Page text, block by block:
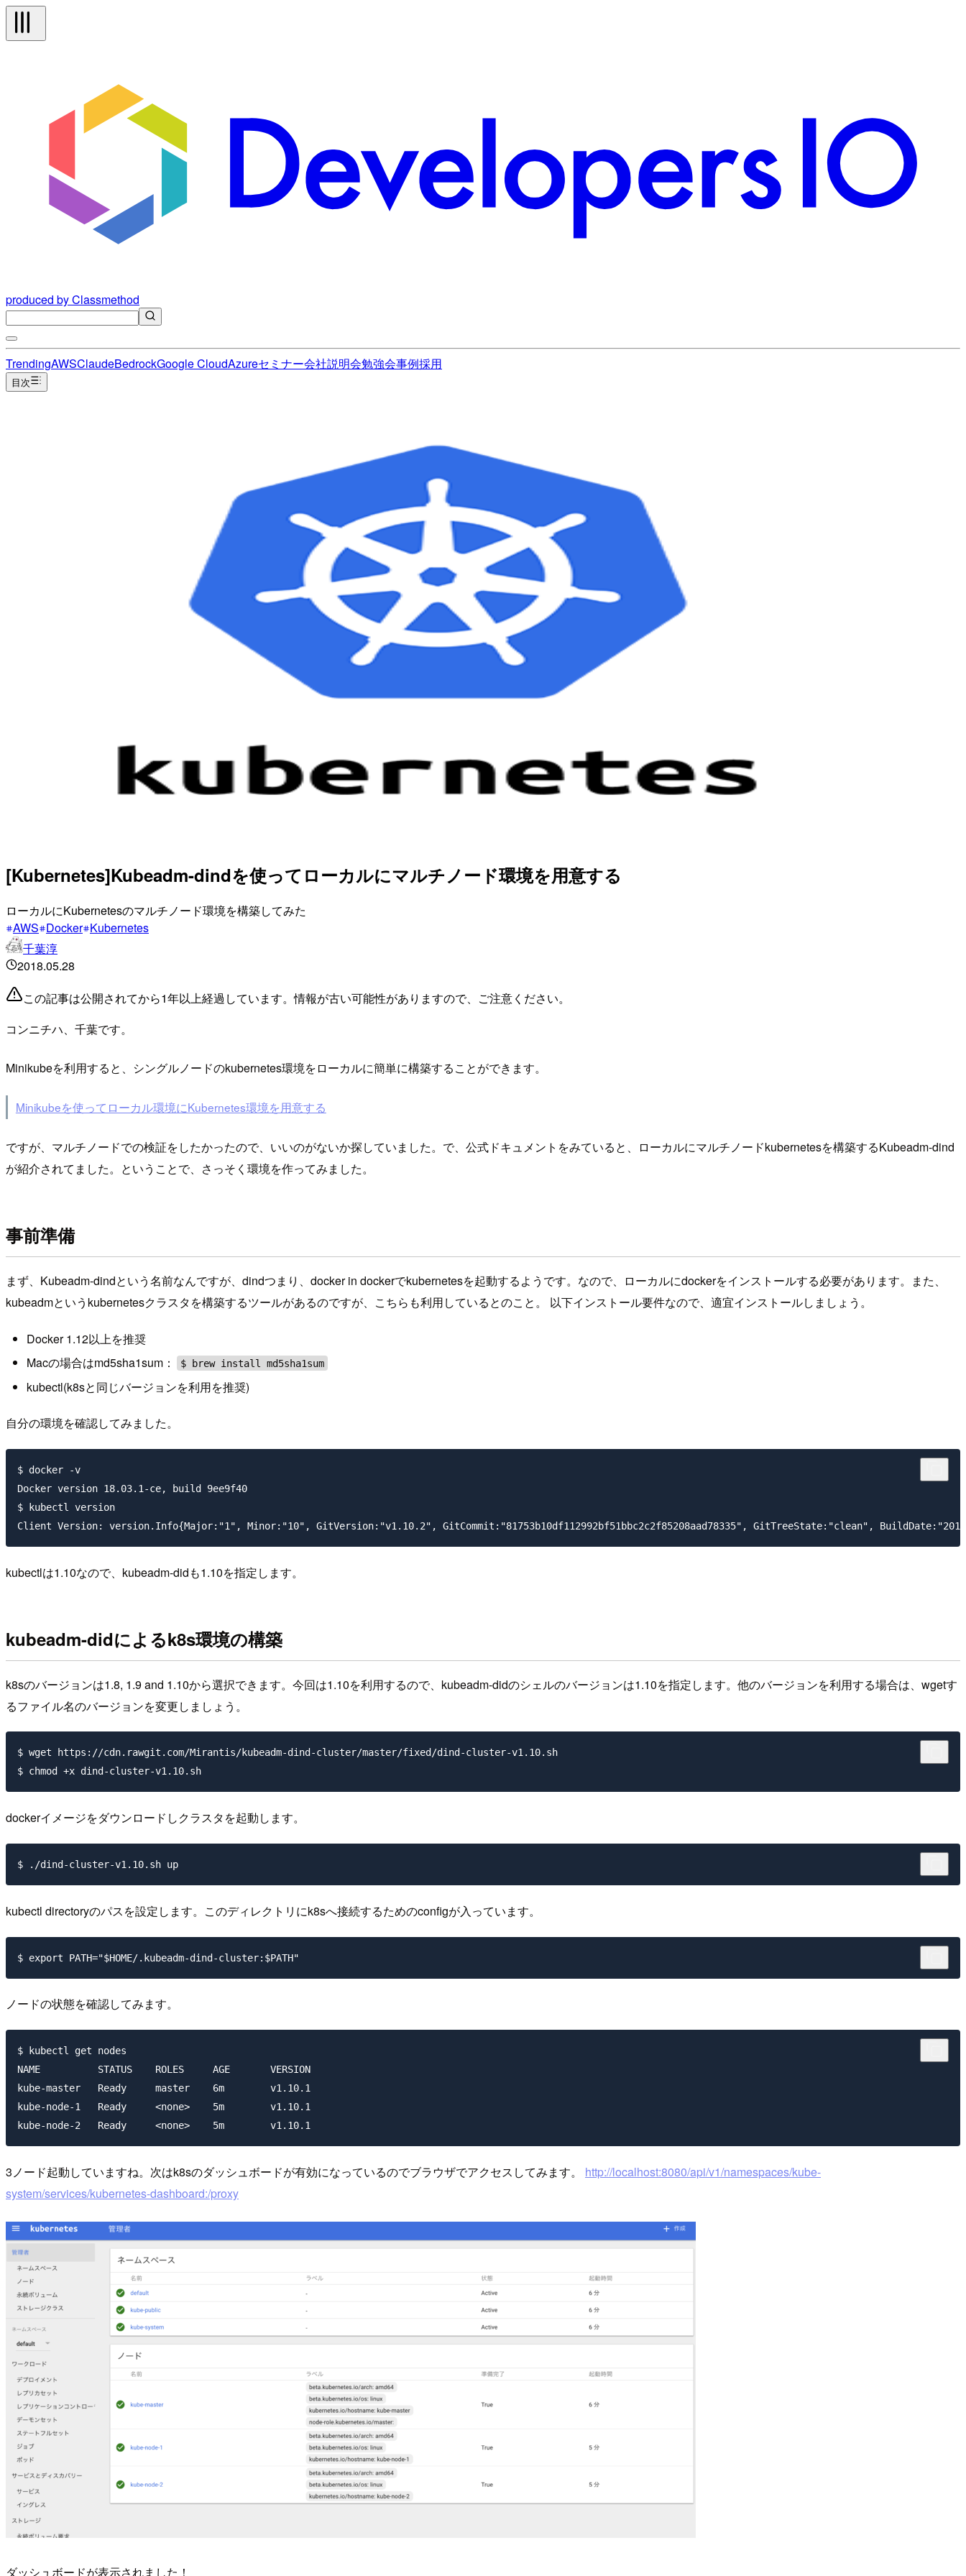
produced by Classmethod
TrendingAWSClaudeBedrockGoogle CloudAzureセミナー会社説明会勉強会事例採用
目次
[Kubernetes]Kubeadm-dindを使ってローカルにマルチノード環境を用意する
ローカルにKubernetesのマルチノード環境を構築してみた
AWS Docker Kubernetes
千葉淳
2018.05.28
この記事は公開されてから1年以上経過しています。情報が古い可能性がありますので、ご注意ください。
コンニチハ、千葉です。
Minikubeを利用すると、シングルノードのkubernetes環境をローカルに簡単に構築することができます。
Minikubeを使ってローカル環境にKubernetes環境を用意する
ですが、マルチノードでの検証をしたかったので、いいのがないか探していました。で、公式ドキュメントをみていると、ローカルにマルチノードkubernetesを構築するKubeadm-dind
が紹介されてました。ということで、さっそく環境を作ってみました。
事前準備
まず、Kubeadm-dindという名前なんですが、dindつまり、docker in dockerでkubernetesを起動するようです。なので、ローカルにdockerをインストールする必要があります。また、
kubeadmというkubernetesクラスタを構築するツールがあるのですが、こちらも利用しているとのこと。 以下インストール要件なので、適宜インストールしましょう。
Docker 1.12以上を推奨
Macの場合はmd5sha1sum：
$ brew install md5sha1sum
kubectl(k8sと同じバージョンを利用を推奨)
自分の環境を確認してみました。
$ docker -v
Docker version 18.03.1-ce, build 9ee9f40
$ kubectl version
kubectlは1.10なので、kubeadm-didも1.10を指定します。
kubeadm-didによるk8s環境の構築
k8sのバージョンは1.8, 1.9 and 1.10から選択できます。今回は1.10を利用するので、kubeadm-didのシェルのバージョンは1.10を指定します。他のバージョンを利用する場合は、wgetす
るファイル名のバージョンを変更しましょう。
$ wget https://cdn.rawgit.com/Mirantis/kubeadm-dind-cluster/master/fixed/dind-cluster-v1.10.sh
dockerイメージをダウンロードしクラスタを起動します。
kubectl directoryのパスを設定します。このディレクトリにk8sへ接続するためのconfigが入っています。
ノードの状態を確認してみます。
$ kubectl get nodes
NAME          STATUS    ROLES     AGE       VERSION
kube-master   Ready     master    6m        v1.10.1
kube-node-1   Ready     <none>    5m        v1.10.1
3ノード起動していますね。次はk8sのダッシュボードが有効になっているのでブラウザでアクセスしてみます。 http://localhost:8080/api/v1/namespaces/kube-
system/services/kubernetes-dashboard:/proxy
ダッシュボードが表示されました！